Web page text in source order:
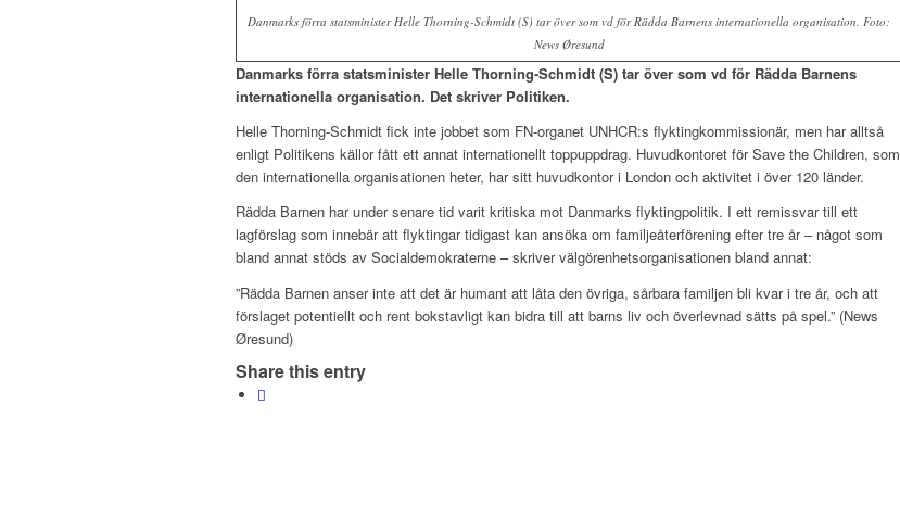
Danmarks förra statsminister Helle Thorning-Schmidt (S) tar över som vd för Rädda Barnens internationella organisation. Foto:
News Øresund
Danmarks förra statsminister Helle Thorning-Schmidt (S) tar över som vd för Rädda Barnens
internationella organisation. Det skriver Politiken.
Helle Thorning-Schmidt fick inte jobbet som FN-organet UNHCR:s flyktingkommissionär, men har alltså
enligt Politikens källor fått ett annat internationellt toppuppdrag. Huvudkontoret för Save the Children, som
den internationella organisationen heter, har sitt huvudkontor i London och aktivitet i över 120 länder.
Rädda Barnen har under senare tid varit kritiska mot Danmarks flyktingpolitik. I ett remissvar till ett
lagförslag som innebär att flyktingar tidigast kan ansöka om familjeåterförening efter tre år – något som
bland annat stöds av Socialdemokraterne – skriver välgörenhetsorganisationen bland annat:
”Rädda Barnen anser inte att det är humant att låta den övriga, sårbara familjen bli kvar i tre år, och att
förslaget potentiellt och rent bokstavligt kan bidra till att barns liv och överlevnad sätts på spel.” (News
Øresund)
Share this entry